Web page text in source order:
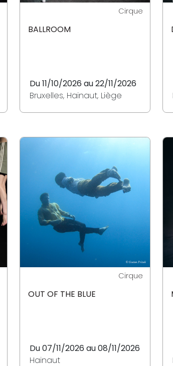
Cirque
BALLROOM
Du 11/10/2026 au 22/11/2026
Bruxelles, Hainaut, Liège
Cirque
OUT OF THE BLUE
Du 07/11/2026 au 08/11/2026
Hainaut